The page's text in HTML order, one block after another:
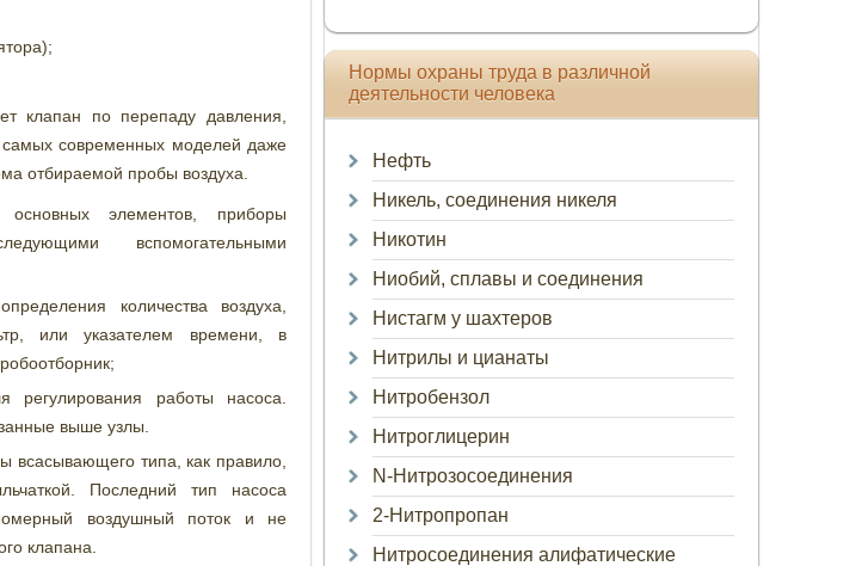
клапан по перепаду давления,
самых современных моделей даже
отбираемой пробы воздуха.
элементов, приборы
вспомогательными
количества воздуха,
или указателем времени, в
работы насоса.
выше узлы.
всасывающего типа, как правило,
Последний тип насоса
воздушный поток и не
клапана.
Нормы охраны труда в различной
деятельности человека
Нефть
Никель, соединения никеля
Никотин
Ниобий, сплавы и соединения
Нистагм у шахтеров
Нитрилы и цианаты
Нитробензол
Нитроглицерин
N-Нитрозосоединения
2-Нитропропан
Нитросоединения алифатические